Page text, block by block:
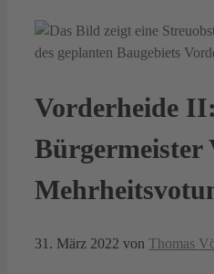
Vorderheide II:
Bürgermeister
31. März 2022 von Thomas